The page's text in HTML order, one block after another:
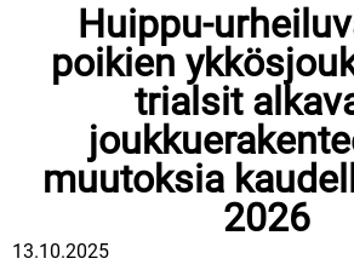
Huippu-
poikien
trialsit
muutoksia
2026
13.10.2025